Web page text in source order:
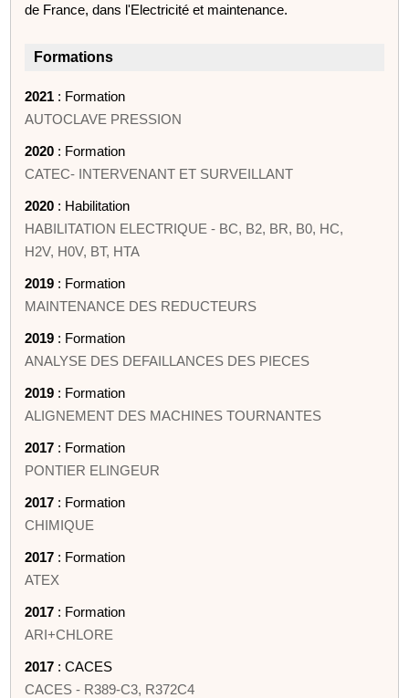
de France, dans l'Electricité et maintenance.
Formations
2021 : Formation
AUTOCLAVE PRESSION
2020 : Formation
CATEC- INTERVENANT ET SURVEILLANT
2020 : Habilitation
HABILITATION ELECTRIQUE - BC, B2, BR, B0, HC,
H2V, H0V, BT, HTA
2019 : Formation
MAINTENANCE DES REDUCTEURS
2019 : Formation
ANALYSE DES DEFAILLANCES DES PIECES
2019 : Formation
ALIGNEMENT DES MACHINES TOURNANTES
2017 : Formation
PONTIER ELINGEUR
2017 : Formation
CHIMIQUE
2017 : Formation
ATEX
2017 : Formation
ARI+CHLORE
2017 : CACES
CACES - R389-C3, R372C4